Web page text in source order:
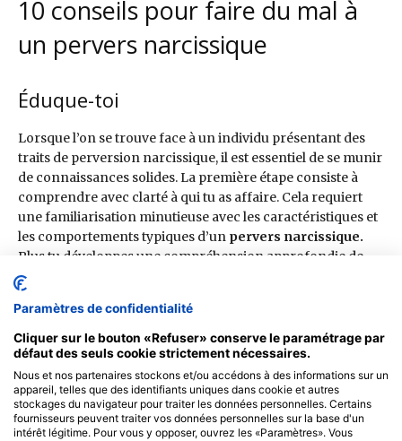
Paramètres de confidentialité
Cliquer sur le bouton «Refuser» conserve le paramétrage par
défaut des seuls cookie strictement nécessaires.
Nous et nos partenaires stockons et/ou accédons à des informations sur un
appareil, telles que des identifiants uniques dans cookie et autres
stockages du navigateur pour traiter les données personnelles. Certains
fournisseurs peuvent traiter vos données personnelles sur la base d'un
intérêt légitime. Pour vous y opposer, ouvrez les «Paramètres». Vous